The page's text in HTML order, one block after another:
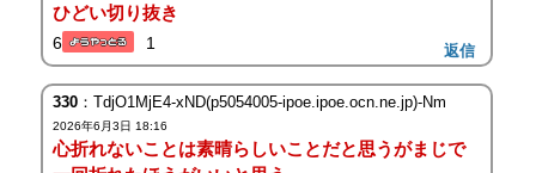
ひどい切り抜き
6 1 返信
330：TdjO1MjE4-xND(p5054005-ipoe.ipoe.ocn.ne.jp)-Nm
2026年6月3日 18:16
心折れないことは素晴らしいことだと思うがまじで